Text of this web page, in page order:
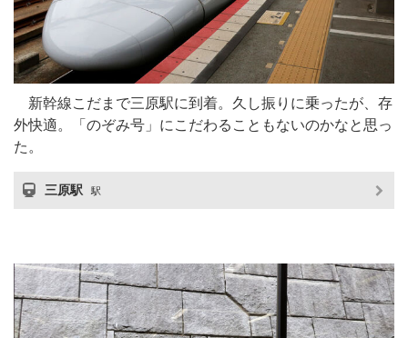
新幹線こだまで三原駅に到着。久し振りに乗ったが、存
外快適。「のぞみ号」にこだわることもないのかなと思っ
た。
三原駅 駅